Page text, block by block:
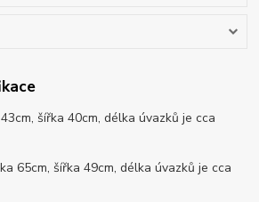
šířka 40cm, délka úvazků je cca
65cm, šířka 49cm, délka úvazků je cca